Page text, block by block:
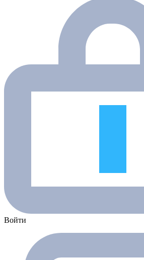
Войти